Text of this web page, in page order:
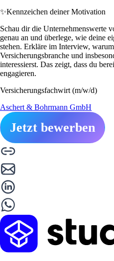
✨Kennzeichen deiner Motivation
Schau dir die Unternehmenswerte
genau an und überlege, wie deine
stehen. Erkläre im Interview,
Versicherungsbranche und
interessierst. Das zeigt, dass du
engagieren.
Versicherungsfachwirt (m/w/d)
Aschert & Bohrmann GmbH
Jetzt bewerben